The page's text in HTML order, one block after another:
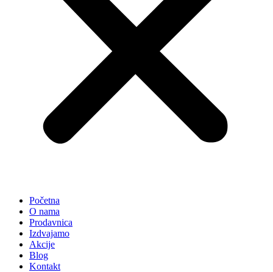
Početna
O nama
Prodavnica
Izdvajamo
Akcije
Blog
Kontakt